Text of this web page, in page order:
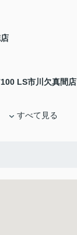
LS市川欠真間店
すべて見る